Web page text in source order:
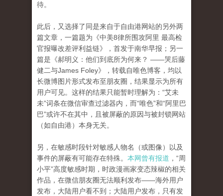
待。
此后，又选择了同是来自于自由港网站的另外两
篇文章，一篇题为《中美8律所围攻阿里 最高检
官报曝改差评利益链》，首发于南华早报；另一
篇是《郝明义：他们到底所为何来？ ——哭后藤
健二与James Foley》，转载自唯色博客，均以
长微博图片形式发布至朋友圈，结果显示为所有
用户可见。这样的结果只能暂时理解为：“艾未
未”词条在微信审查过滤器内，而“唯色”和“阿里巴
巴”或许不在其中，且被屏蔽的原因与被封锁网站
（如自由港）本身无关。
另，在敏感时段针对敏感人物名（或图像）以及
事件的屏蔽有可能存在特殊。 本网曾有报道 ，“周
小平”高度敏感时期，时政漫画家变态辣椒的相关
作品，在微信朋友圈无法顺利发布——海外用户
发布，大陆用户看不到；大陆用户发布，只有发